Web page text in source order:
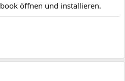
öffnen und installieren.